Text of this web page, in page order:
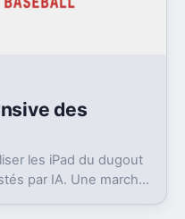
des
les iPad du dugout
par IA. Une marche